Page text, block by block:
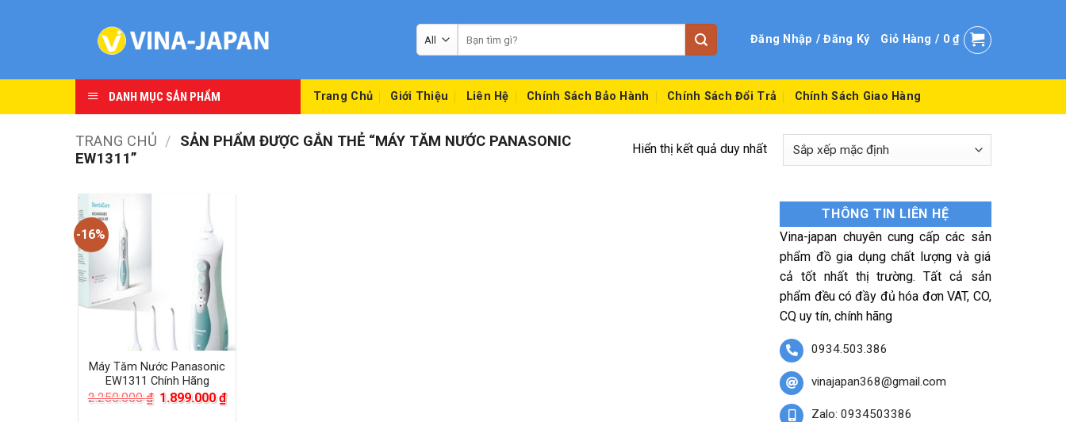
kiếm:
Đăng Nhập / Đăng Ký Giỏ Hàng / 0₫
DANH MỤC SẢN PHẨM Trang Chủ Giới Thiệu Liên Hệ Chính Sách Bảo Hành Chính Sách Đổi Trả Chính Sách Giao Hàng
TRANG CHỦ /
SẢN PHẨM ĐƯỢC GẮN THẺ “MÁY TĂM NƯỚC PANASONIC
EW1311”
Hiển thị kết quả duy nhất
-16%
Máy Tăm Nước Panasonic
EW1311 Chính Hãng
2.250.000₫ Giá
1.899.000₫Giá
hiện
THÔNG TIN LIÊN HỆ
Vina-japan chuyên cung cấp các sản
phẩm đồ gia dụng chất lượng và giá
cả tốt nhất thị trường. Tất cả sản
phẩm đều có đầy đủ hóa đơn VAT, CO,
CQ uy tín, chính hãng
0934.503.386
vinajapan368@gmail.com
Zalo: 0934503386